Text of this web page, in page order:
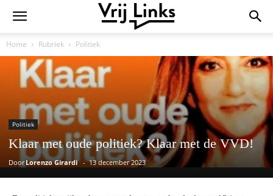
Home Rubriek Politiek
Politiek
Klaar met oude politiek? Klaar met de VVD!
DoorLorenzo Girardi - 13 december 2023